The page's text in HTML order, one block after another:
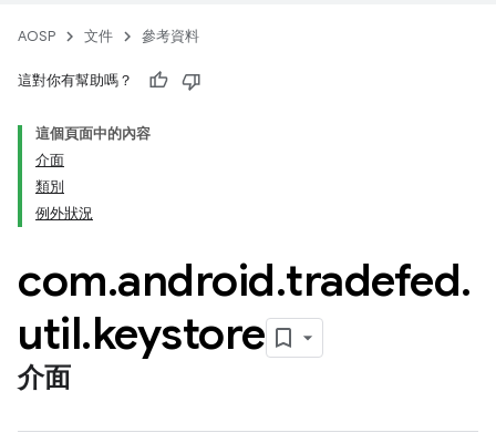
AOSP 文件 參考資料
這對你有幫助嗎？
這個頁面中的內容
介面
類別
例外狀況
com.android.tradefed.
util.keystore
介面